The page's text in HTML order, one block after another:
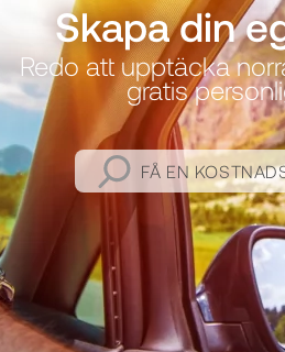
Skapa din
Redo att upptäcka
gratis
FÅ EN